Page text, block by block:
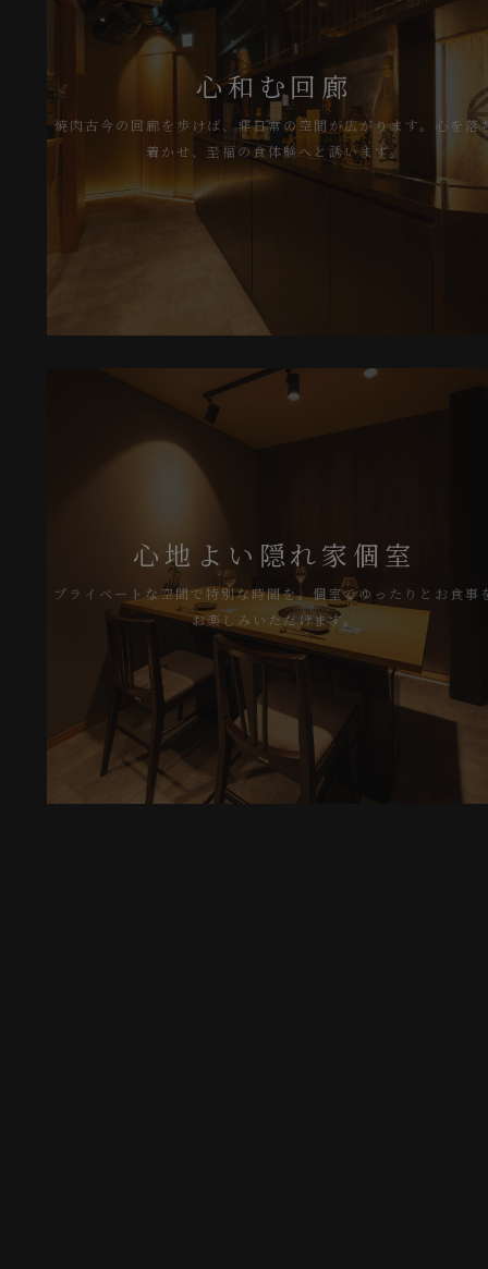
心和む回廊
焼肉古今の回廊を歩けば、非日常の空間が広がります。心を落ち
着かせ、至福の食体験へと誘います。
心地よい隠れ家個室
プライベートな空間で特別な時間を。個室でゆったりとお食事を
お楽しみいただけます。